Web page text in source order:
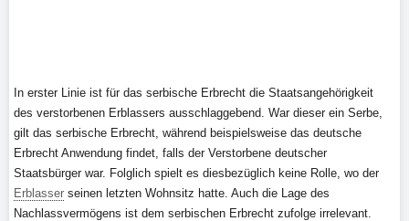
In erster Linie ist für das serbische Erbrecht die Staatsangehörigkeit
des verstorbenen Erblassers ausschlaggebend. War dieser ein Serbe,
gilt das serbische Erbrecht, während beispielsweise das deutsche
Erbrecht Anwendung findet, falls der Verstorbene deutscher
Staatsbürger war. Folglich spielt es diesbezüglich keine Rolle, wo der
Erblasser seinen letzten Wohnsitz hatte. Auch die Lage des
Nachlassvermögens ist dem serbischen Erbrecht zufolge irrelevant.